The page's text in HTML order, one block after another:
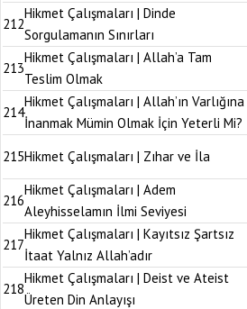
212
Hikmet Çalışmaları | Dinde
Sorgulamanın Sınırları
213
Hikmet Çalışmaları | Allah’a Tam
Teslim Olmak
214
Hikmet Çalışmaları | Allah’ın Varlığına
İnanmak Mümin Olmak İçin Yeterli Mi?
215Hikmet Çalışmaları | Zıhar ve İla
216
Hikmet Çalışmaları | Adem
Aleyhisselamın İlmi Seviyesi
217
Hikmet Çalışmaları | Kayıtsız Şartsız
İtaat Yalnız Allah’adır
218
Hikmet Çalışmaları | Deist ve Ateist
Üreten Din Anlayışı